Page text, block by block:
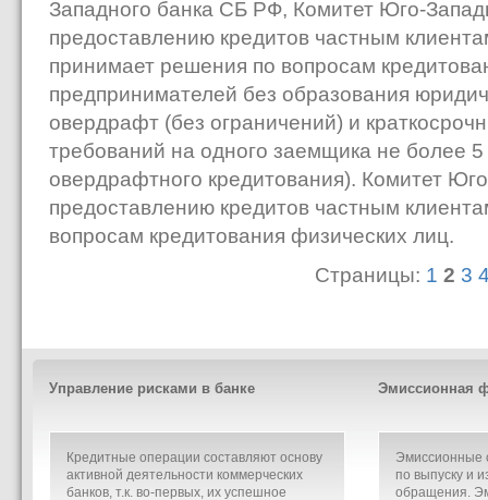
Западного банка СБ РФ, Комитет Юго-
предоставлению кредитов частным
принимает решения по вопросам
предпринимателей без образования
овердрафт (без ограничений) и
требований на одного заемщика не более
овердрафтного кредитования). Комитет
предоставлению кредитов частным
вопросам кредитования физических лиц.
Страницы: 1 2 3
Управление рисками в банке
Кредитные операции составляют основу
активной деятельности коммерческих
банков, т.к. во-первых, их успешное
Эмиссионная
Эмиссионные
по выпуску и
обращения.